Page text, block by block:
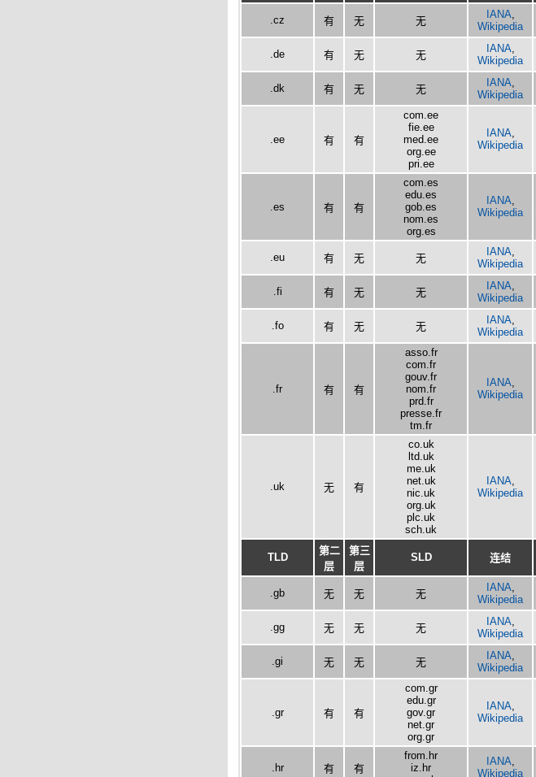
.cz 有 无 无
IANA
Wikipedia
.de 有 无 无
IANA,
Wikipedia
.dk 有 无 无
IANA
Wikipedia
.ee 有 有
com.ee
fie.ee
med.ee
org.ee
pri.ee
IANA,
Wikipedia
.es 有 有
com.es
edu.es
gob.es
nom.es
org.es
IANA
Wikipedia
.eu 有 无 无
IANA,
Wikipedia
.fi 有 无 无
IANA
Wikipedia
.fo 有 无 无
IANA,
Wikipedia
.fr 有 有
asso.fr
com.fr
gouv.fr
nom.fr
prd.fr
presse.fr
tm.fr
IANA
Wikipedia
.uk 无 有
co.uk
ltd.uk
me.uk
net.uk
nic.uk
org.uk
plc.uk
sch.uk
IANA,
Wikipedia
TLD
第二
层
第三
层
SLD 连结
.gb 无 无 无
IANA
Wikipedia
.gg 无 无 无
IANA,
Wikipedia
.gi 无 无 无
IANA
Wikipedia
.gr 有 有
com.gr
edu.gr
gov.gr
net.gr
org.gr
IANA,
Wikipedia
.hr 有 有
from.hr
iz.hr
IANA
Wikipedia